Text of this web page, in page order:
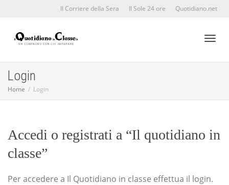
Il Corriere della Sera Il Sole 24 ore Quotidiano.net
Login
Home Login
Accedi o registrati a “Il quotidiano in
classe”
Per accedere a Il Quotidiano in classe effettua il login.